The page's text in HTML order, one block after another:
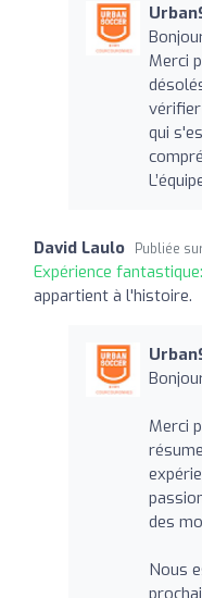
Merci
qui
David Laulo Publiée
Expérience fantastique:
appartient à l'histoire.
Merci
des
Nous